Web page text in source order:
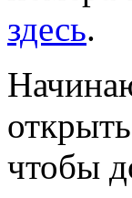
здесь.
чтобы